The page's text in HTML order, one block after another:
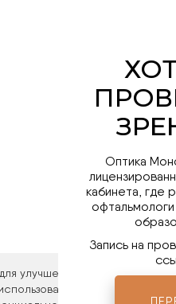
улучшения работы сайта.
файлов cookies.
Оптика
кабинета, где
Запись на